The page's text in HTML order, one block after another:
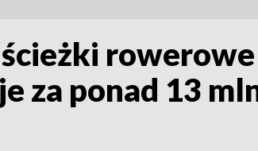
za ponad 13